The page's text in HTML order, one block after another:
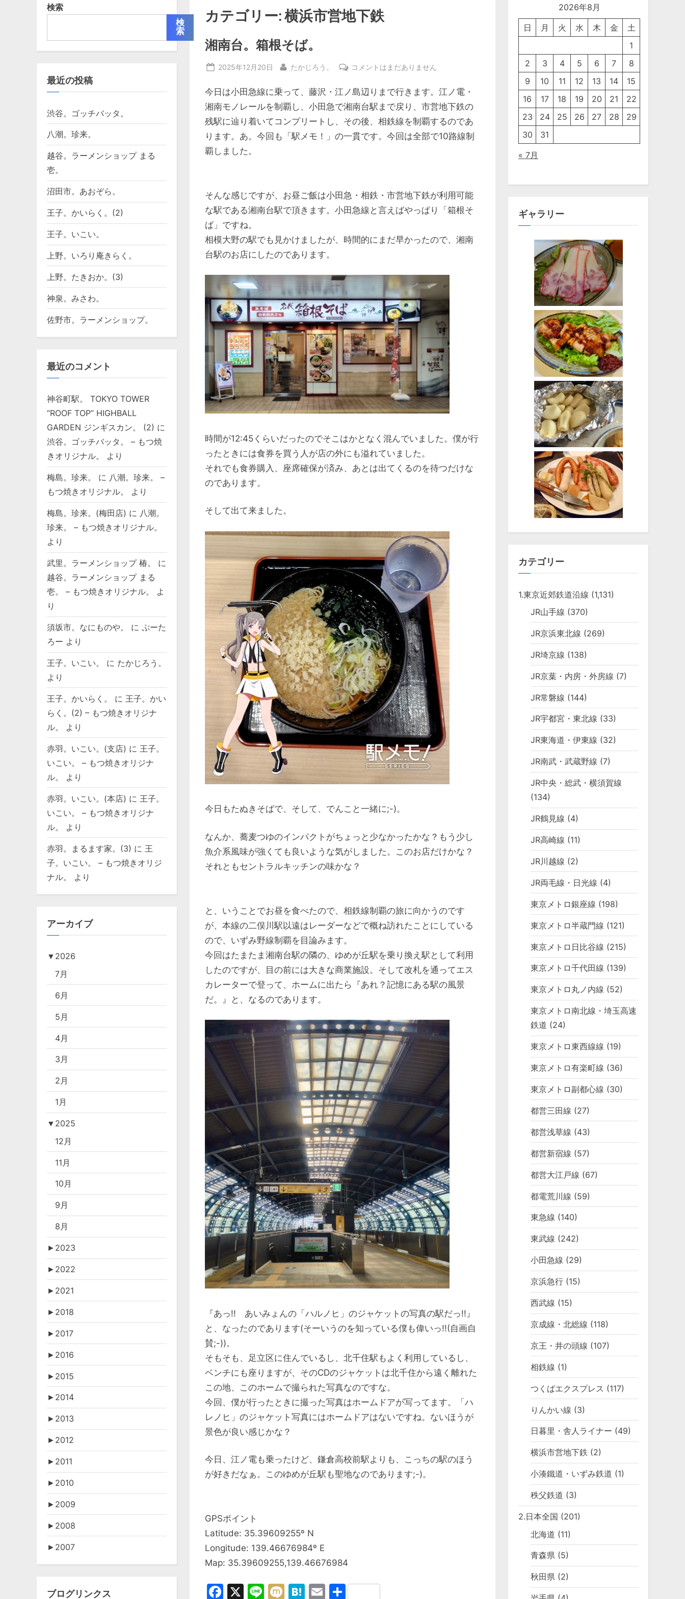
カテゴリー:横浜市営地下鉄
湘南台。箱根そば。
Posted
2025年12月20日 By
たかじろう。
湘
台。
箱
根
そ
ば。
コメントはまだありません
今日は小田急線に乗って、藤沢・江ノ島辺りまで行きます。江ノ電・
湘南モノレールを制覇し、小田急で湘南台駅まで戻り、市営地下鉄の
残駅に辿り着いてコンプリートし、その後、相鉄線を制覇するのであ
ります。あ。今回も「駅メモ！」の一貫です。今回は全部で10路線制
覇しました。
そんな感じですが、お昼ご飯は小田急・相鉄・市営地下鉄が利用可能
な駅である湘南台駅で頂きます。小田急線と言えばやっぱり「箱根そ
ば」ですね。
相模大野の駅でも見かけましたが、時間的にまだ早かったので、湘南
台駅のお店にしたのであります。
時間が12:45くらいだったのでそこはかとなく混んでいました。僕が行
ったときには食券を買う人が店の外にも溢れていました。
それでも食券購入、座席確保が済み、あとは出てくるのを待つだけな
のであります。
そして出て来ました。
今日もたぬきそばで、そして、でんこと一緒に;-)。
なんか、蕎麦つゆのインパクトがちょっと少なかったかな？もう少し
魚介系風味が強くても良いような気がしました。このお店だけかな？
それともセントラルキッチンの味かな？
と、いうことでお昼を食べたので、相鉄線制覇の旅に向かうのです
が、本線の二俣川駅以遠はレーダーなどで概ね訪れたことにしている
ので、いずみ野線制覇を目論みます。
今回はたまたま湘南台駅の隣の、ゆめが丘駅を乗り換え駅として利用
したのですが、目の前には大きな商業施設。そして改札を通ってエス
カレーターで登って、ホームに出たら『あれ？記憶にある駅の風景
だ。』と、なるのであります。
『あっ!! あいみょんの「ハルノヒ」のジャケットの写真の駅だっ!!』
と、なったのであります(そーいうのを知っている僕も偉いっ!!(自画自
賛;-))。
そもそも、足立区に住んでいるし、北千住駅もよく利用しているし、
ベンチにも座りますが、そのCDのジャケットは北千住から遠く離れた
この地、このホームで撮られた写真なのですな。
今回、僕が行ったときに撮った写真はホームドアが写ってます。「ハ
レノヒ」のジャケット写真にはホームドアはないですね。ないほうが
景色が良い感じかな？
今日、江ノ電も乗ったけど、鎌倉高校前駅よりも、こっちの駅のほう
が好きだなぁ。このゆめが丘駅も聖地なのであります;-)。
GPSポイント
Latitude: 35.39609255º N
Longitude: 139.46676984º E
Map: 35.39609255,139.46676984
Facebook
X LineMixiHatena
Email
共
検索
検
索
最近の投稿
渋谷。ゴッチバッタ。
八潮。珍来。
越谷。ラーメンショップ まる
壱。
沼田市。あおぞら。
王子。かいらく。(2)
王子。いこい。
上野。いろり庵きらく。
上野。たきおか。(3)
神泉。みさわ。
佐野市。ラーメンショップ。
最近のコメント
神谷町駅。 TOKYO TOWER
“ROOF TOP” HIGHBALL
GARDEN ジンギスカン。 (2) に
渋谷。ゴッチバッタ。 – もつ焼
きオリジナル。
より
梅島。珍来。 に 八潮。珍来。 –
もつ焼きオリジナル。
より
梅島。珍来。(梅田店) に 八潮。
珍来。 – もつ焼きオリジナル。
より
武里。ラーメンショップ 椿。
に
越谷。ラーメンショップ まる
壱。 – もつ焼きオリジナル。
よ
り
須坂市。なにものや。 に ぷーた
ろー より
王子。いこい。 に たかじろう。
より
王子。かいらく。 に 王子。かい
らく。(2) – もつ焼きオリジナ
ル。
より
赤羽。いこい。(支店) に 王子。
いこい。 – もつ焼きオリジナ
ル。
より
赤羽。いこい。(本店) に 王子。
いこい。 – もつ焼きオリジナ
ル。
より
赤羽。まるます家。(3) に 王
子。いこい。 – もつ焼きオリジ
ナル。
より
アーカイブ
▼ 2026
7月
6月
5月
4月
3月
2月
1月
▼ 2025
12月
11月
10月
9月
8月
► 2023
► 2022
► 2021
► 2018
► 2017
► 2016
► 2015
► 2014
► 2013
► 2012
► 2011
► 2010
► 2009
► 2008
► 2007
ブログリンクス
2026年8月
日 月 火 水 木 金
土
1
2
3 4 5 6 7
8
9
10 11 12 13 14
15
16
17 18 19 20 21
22
23
24 25 26 27 28
29
30
31
« 7月
ギャラリー
カテゴリー
1.東京近郊鉄道沿線 (1,131)
JR山手線 (370)
JR京浜東北線 (269)
JR埼京線 (138)
JR京葉・内房・外房線 (7)
JR常磐線 (144)
JR宇都宮・東北線 (33)
JR東海道・伊東線 (32)
JR南武・武蔵野線 (7)
JR中央・総武・横須賀線
(134)
JR鶴見線 (4)
JR高崎線 (11)
JR川越線 (2)
JR両毛線・日光線 (4)
東京メトロ銀座線 (198)
東京メトロ半蔵門線 (121)
東京メトロ日比谷線 (215)
東京メトロ千代田線 (139)
東京メトロ丸ノ内線 (52)
東京メトロ南北線・埼玉高速
鉄道 (24)
東京メトロ東西線線 (19)
東京メトロ有楽町線 (36)
東京メトロ副都心線 (30)
都営三田線 (27)
都営浅草線 (43)
都営新宿線 (57)
都営大江戸線 (67)
都電荒川線 (59)
東急線 (140)
東武線 (242)
小田急線 (29)
京浜急行 (15)
西武線 (15)
京成線・北総線 (118)
京王・井の頭線 (107)
相鉄線 (1)
つくばエクスプレス (117)
りんかい線 (3)
日暮里・舎人ライナー (49)
横浜市営地下鉄 (2)
小湊鐵道・いずみ鉄道 (1)
秩父鉄道 (3)
2.日本全国 (201)
北海道 (11)
青森県 (5)
秋田県 (2)